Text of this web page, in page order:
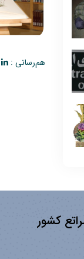
هم‌رسانی :
کشور